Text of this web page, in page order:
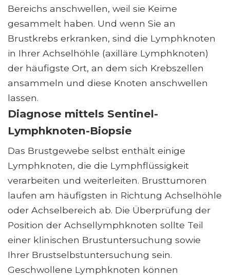
Bereichs anschwellen, weil sie Keime
gesammelt haben. Und wenn Sie an
Brustkrebs erkranken, sind die Lymphknoten
in Ihrer Achselhöhle (axilläre Lymphknoten)
der häufigste Ort, an dem sich Krebszellen
ansammeln und diese Knoten anschwellen
lassen.
Diagnose mittels Sentinel-
Lymphknoten-Biopsie
Das Brustgewebe selbst enthält einige
Lymphknoten, die die Lymphflüssigkeit
verarbeiten und weiterleiten. Brusttumoren
laufen am häufigsten in Richtung Achselhöhle
oder Achselbereich ab. Die Überprüfung der
Position der Achsellymphknoten sollte Teil
einer klinischen Brustuntersuchung sowie
Ihrer Brustselbstuntersuchung sein.
Geschwollene Lymphknoten können